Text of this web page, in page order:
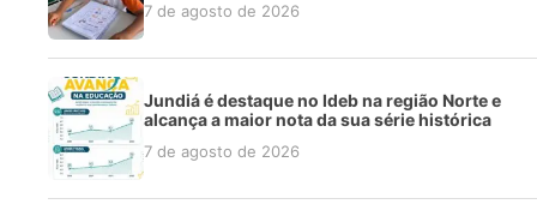
7 de agosto de 2026
Jundiá é destaque no Ideb na região Norte e
alcança a maior nota da sua série histórica
7 de agosto de 2026